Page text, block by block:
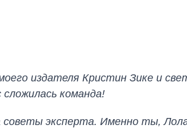
издателя Кристин Зике и
команда!
советы эксперта. Именно ты,